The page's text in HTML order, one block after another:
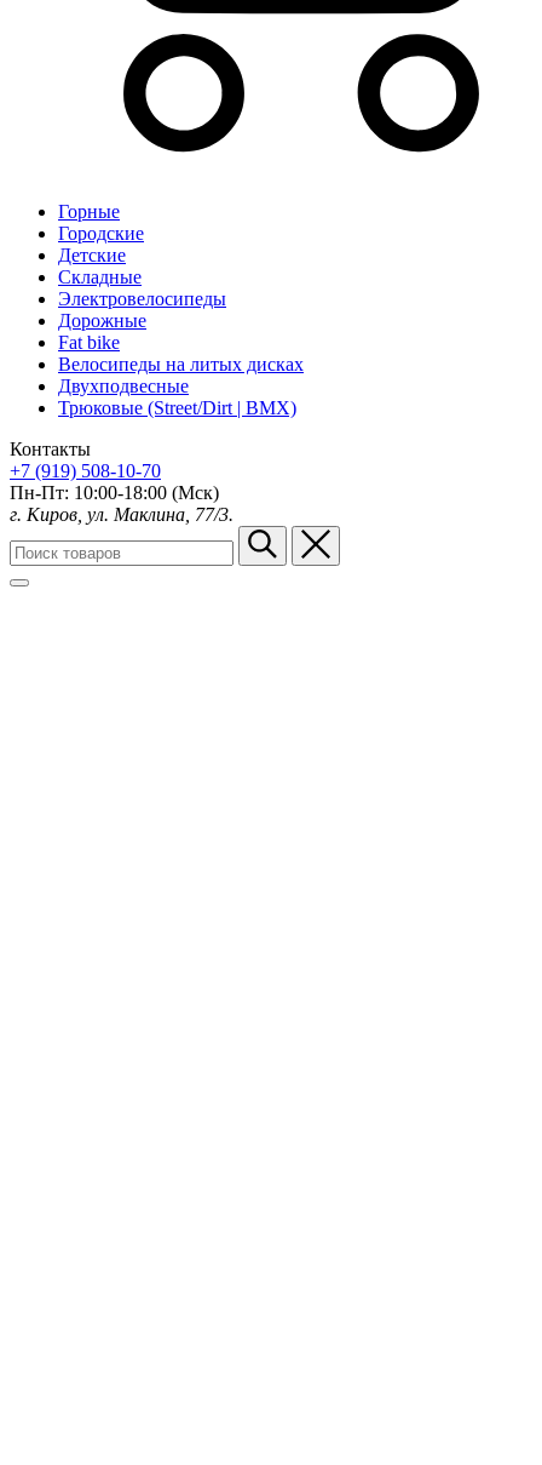
Горные
Городские
Детские
Складные
Электровелосипеды
Дорожные
Fat bike
Велосипеды на литых дисках
Двухподвесные
Трюковые (Street/Dirt | BMX)
Контакты
+7 (919) 508-10-70
Пн-Пт: 10:00-18:00 (Мск)
г. Киров, ул. Маклина, 77/3.